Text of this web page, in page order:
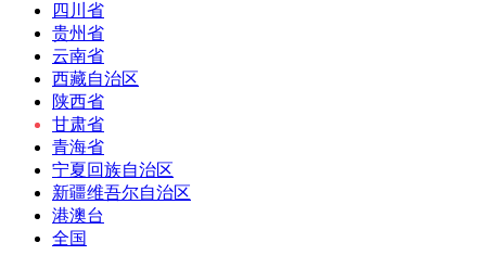
四川省
贵州省
云南省
西藏自治区
陕西省
甘肃省
青海省
宁夏回族自治区
新疆维吾尔自治区
港澳台
全国